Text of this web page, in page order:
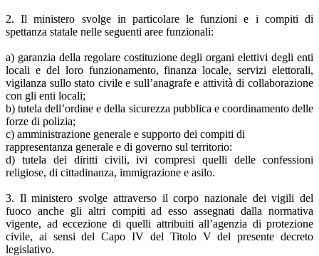
2. Il ministero svolge in particolare le funzioni e i compiti di
spettanza statale nelle seguenti aree funzionali:
a) garanzia della regolare costituzione degli organi elettivi degli enti
locali e del loro funzionamento, finanza locale, servizi elettorali,
vigilanza sullo stato civile e sull’anagrafe e attività di collaborazione
con gli enti locali;
b) tutela dell’ordine e della sicurezza pubblica e coordinamento delle
forze di polizia;
c) amministrazione generale e supporto dei compiti di
rappresentanza generale e di governo sul territorio:
d) tutela dei diritti civili, ivi compresi quelli delle confessioni
religiose, di cittadinanza, immigrazione e asilo.
3. Il ministero svolge attraverso il corpo nazionale dei vigili del
fuoco anche gli altri compiti ad esso assegnati dalla normativa
vigente, ad eccezione di quelli attribuiti all’agenzia di protezione
civile, ai sensi del Capo IV del Titolo V del presente decreto
legislativo.